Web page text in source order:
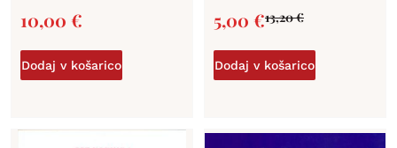
10,00 €
Dodaj v košarico
13,20€
5,00 €
Dodaj v košarico